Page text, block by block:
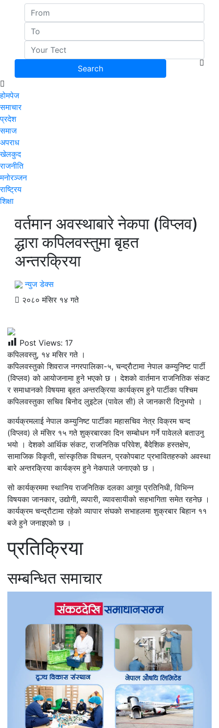
होमपेज
समाचार
प्रदेश
समाज
अपराध
खेलकुद
राजनीति
मनोरञ्जन
राष्ट्रिय
शिक्षा
वर्तमान अवस्थाबारे नेकपा (विप्लव)
द्धारा कपिलवस्तुमा बृहत
अन्तरक्रिया
न्युज डेक्स
२०८० मंसिर १४ गते
Post Views: 17
कपिलवस्तु, १४ मसिर गते ।
कपिलवस्तुकाे शिवराज नगरपालिका-५, चन्द्राैटामा नेपाल कम्युनिष्ट पार्टी
(विप्लव) को आयोजनामा हुने भएको छ । देशको वार्तमान राजनितिक संकट
र समाधानको विषयमा बृहत अन्तरक्रिया कार्यक्रम हुने पार्टीका पश्चिम
कपिलवस्तुका सचिव बिनोद लुइटेल (पावेल सी) ले जानकारी दिनुभयो ।
कार्यक्रमलाई नेपाल कम्युनिष्ट पार्टीका महासचिव नेत्र विक्रम चन्द
(विप्लव) ले मंसिर १५ गते शुक्रबारका दिन सम्बोधन गर्ने पावेलले बताउनु
भयो । देशको आर्थिक संकट, राजनितिक परिवेश, बैदेशिक हस्तक्षेप,
सामाजिक विकृती, सांस्कृतिक विचलन, प्रकोपबाट प्रभावितहरुको अवस्था
बारे अन्तरक्रिया कार्यक्रम हुने नेकपाले जनाएको छ ।
सो कार्यक्रममा स्थानिय राजनितिक दलका आगुव प्रतिनिधी, विभिन्न
विषयका जानकार, उद्योगी, व्यपारी, व्यावसायीको सहभागिता समेत रहनेछ ।
कार्यक्रम चन्द्रौटामा रहेको व्यापार संघको सभाहलमा शुक्रबार बिहान ११
बजे हुने जनाइएको छ ।
प्रतिक्रिया
सम्बन्धित समाचार